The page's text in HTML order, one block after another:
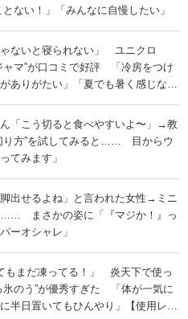
ない！」「みんなに自慢したい」
ゃないと寝られない」 ユニクロ
ャマ”が口コミで好評 「冷房をつけ
ありがたい」「夏でも暑く感じな
「こう切ると食べやすいよ〜」→教
り方”を試してみると…… 目からウ
てみます」
脚出せるよね」と言われた女性→ミニ
…… まさかの姿に「『マジか！』っ
ーオシャレ」
もまだ凍ってる！」 炎天下で使っ
氷のう”が優秀すぎた 「体が一気に
半日置いてもひんやり」【使用レビ